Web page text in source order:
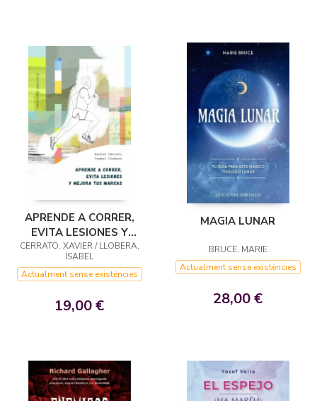
APRENDE A CORRER,
EVITA LESIONES Y
MEJORA TUS MARCAS
CERRATO, XAVIER / LLOBERA,
ISABEL
Actualment sense existències
19,00 €
MAGIA LUNAR
BRUCE, MARIE
Actualment sense existències
28,00 €